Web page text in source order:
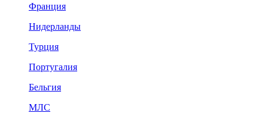
Франция
Нидерланды
Турция
Португалия
Бельгия
МЛС